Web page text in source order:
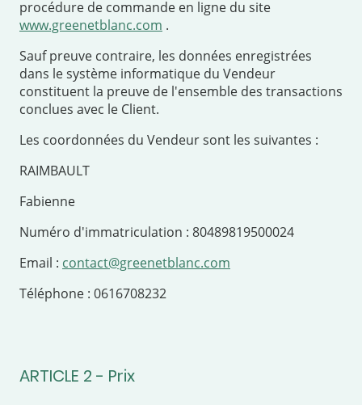
procédure de commande en ligne du site
www.greenetblanc.com .
Sauf preuve contraire, les données enregistrées
dans le système informatique du Vendeur
constituent la preuve de l'ensemble des transactions
conclues avec le Client.
Les coordonnées du Vendeur sont les suivantes :
RAIMBAULT
Fabienne
Numéro d'immatriculation : 80489819500024
Email : contact@greenetblanc.com
Téléphone : 0616708232
ARTICLE 2 - Prix